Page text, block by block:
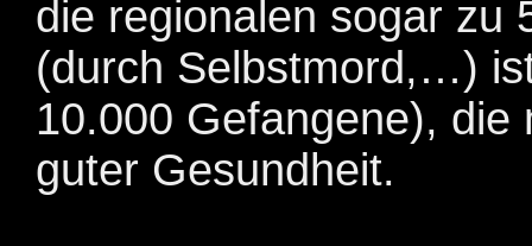
die regionalen sogar zu
(durch Selbstmord,…)
10.000 Gefangene), die
guter Gesundheit.